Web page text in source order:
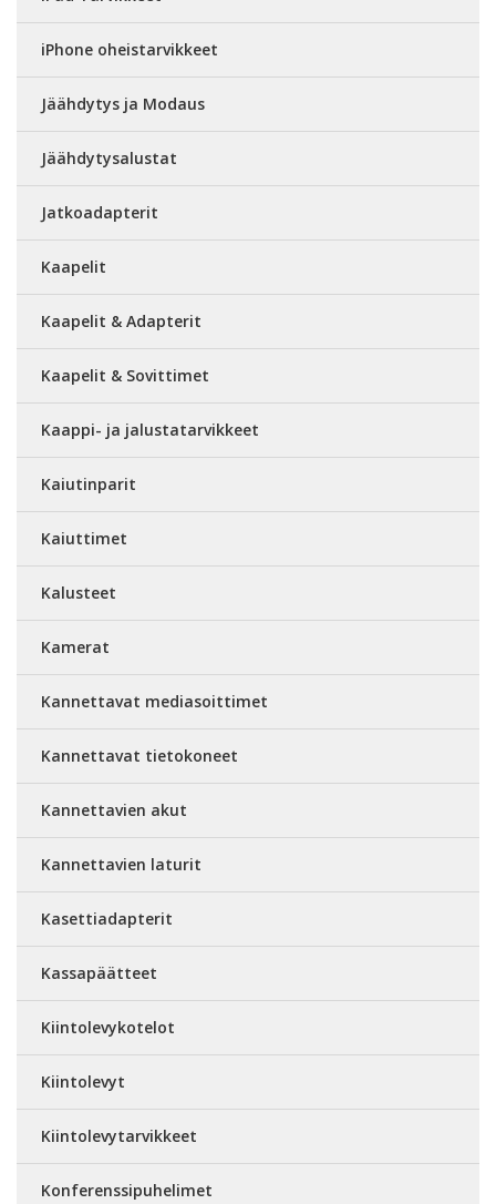
iPhone oheistarvikkeet
Jäähdytys ja Modaus
Jäähdytysalustat
Jatkoadapterit
Kaapelit
Kaapelit & Adapterit
Kaapelit & Sovittimet
Kaappi- ja jalustatarvikkeet
Kaiutinparit
Kaiuttimet
Kalusteet
Kamerat
Kannettavat mediasoittimet
Kannettavat tietokoneet
Kannettavien akut
Kannettavien laturit
Kasettiadapterit
Kassapäätteet
Kiintolevykotelot
Kiintolevyt
Kiintolevytarvikkeet
Konferenssipuhelimet